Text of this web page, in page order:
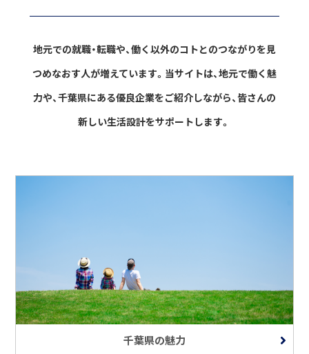
地元での就職・転職や、働く以外のコトとのつながりを見
つめなおす人が増えています。 当サイトは、地元で働く魅
力や、千葉県にある優良企業をご紹介しながら、皆さんの
新しい生活設計をサポートします。
千葉県の魅力